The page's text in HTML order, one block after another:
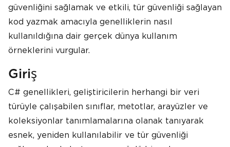
güvenliğini sağlamak ve etkili, tür güvenliği sağlayan
kod yazmak amacıyla genelliklerin nasıl
kullanıldığına dair gerçek dünya kullanım
örneklerini vurgular.
Giriş
C# genellikleri, geliştiricilerin herhangi bir veri
türüyle çalışabilen sınıflar, metotlar, arayüzler ve
koleksiyonlar tanımlamalarına olanak tanıyarak
esnek, yeniden kullanılabilir ve tür güvenliği